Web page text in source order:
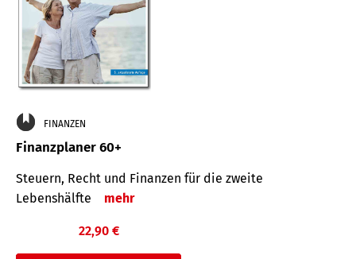
FINANZEN
Finanzplaner 60+
Steuern, Recht und Finanzen für die zweite
Lebenshälfte
mehr
22,90 €